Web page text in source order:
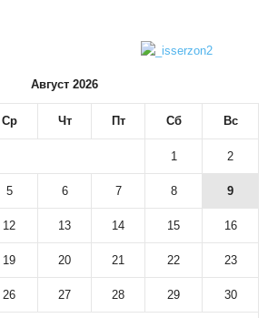
Август 2026
Ср Чт Пт Сб Вс
1 2
5 6 7 8 9
12 13 14 15 16
19 20 21 22 23
26 27 28 29 30